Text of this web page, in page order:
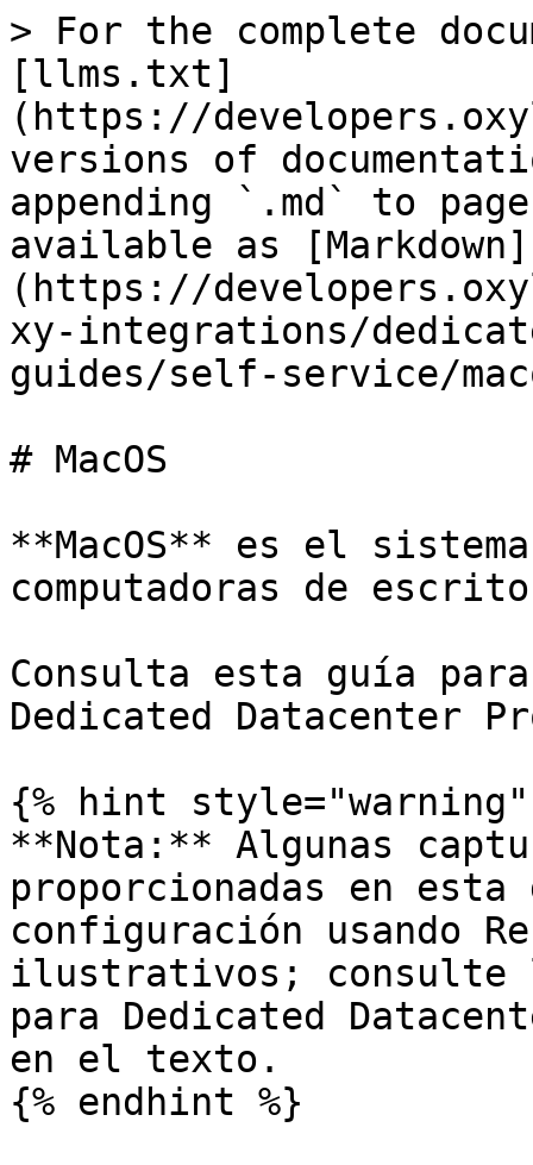
> For the complete
[llms.txt]
(https://
versions of
appending `.md` to
available as [Markdown]
(https://
xy-integrations/
guides/self-service/
# MacOS
**MacOS** es el
computadoras de
Consulta esta guía
Dedicated Datacenter
{% hint style="warning"
**Nota:** Algunas
proporcionadas en
configuración usando
ilustrativos; consulte
para Dedicated
en el texto.
{% endhint %}